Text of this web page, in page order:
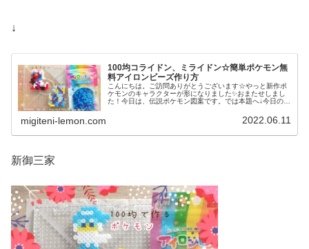
↓
100均コライドン、ミライドン☆簡単ポケモン無
料アイロンビーズ作り方
こんにちは。ご訪問ありがとうございます☆やっと新作ポ
ケモンのキャラクターが形になりました✨おまたせしまし
た！今日は、伝説ポケモン図案です。では本題へ↓今日の作
migiteni-lemon.com 2022.06.11
新御三家